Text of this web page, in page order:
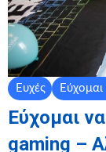
Ευχές
Εύχομαι
gaming –